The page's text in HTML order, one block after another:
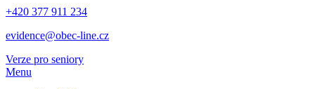
+420 377 911 234
evidence@obec-line.cz
Verze pro seniory
Menu